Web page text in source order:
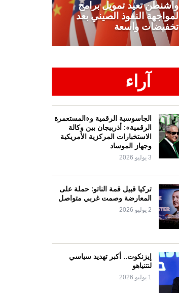
واشنطن تعيد تمويل برامج
لمواجهة النفوذ الصيني بعد
تخفيضات واسعة
آراء
الجاسوسية الرقمية و«المستعمرة
الرقمية»: أذربيجان بين وكالة
الاستخبارات المركزية الأمريكية
وجهاز الموساد
3 يوليو 2026
تركيا قبيل قمة الناتو: حملة على
المعارضة وصمت غربي متواصل
2 يوليو 2026
إيزنكوت.. أكبر تهديد سياسي
لنتنياهو
1 يوليو 2026